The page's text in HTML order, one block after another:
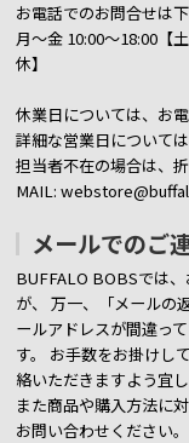
お電話でのお問合せは
月～金 10:00～18:00【
休】
休業日については、お
詳細な営業日について
担当者不在の場合は、
MAIL:
メールでのご
BUFFALO BOBSでは
が、
万一、「メールの
ールアドレスが間違っ
す。 お手数をお掛けし
絡いただきますよう宜
また商品や購入方法に
お問い合わせください。